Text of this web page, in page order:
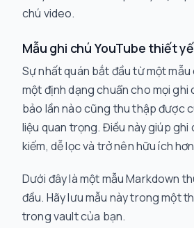
chú video.
Mẫu ghi chú YouTube thiết
Sự nhất quán bắt đầu từ một mẫu
một định dạng chuẩn cho mọi ghi
bảo lần nào cũng thu thập được
liệu quan trọng. Điều này giúp ghi
kiếm, dễ lọc và trở nên hữu ích
Dưới đây là một mẫu Markdown
đầu. Hãy lưu mẫu này trong một
trong vault của bạn.